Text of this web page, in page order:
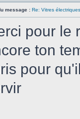
message : Re: Vitres électriques
pour le
ton
pour